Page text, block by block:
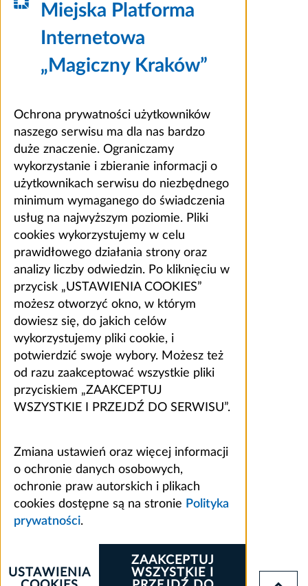
Miejska Platforma
Internetowa
„Magiczny Kraków”
Ochrona prywatności użytkowników
naszego serwisu ma dla nas bardzo
duże znaczenie. Ograniczamy
wykorzystanie i zbieranie informacji o
użytkownikach serwisu do niezbędnego
minimum wymaganego do świadczenia
usług na najwyższym poziomie. Pliki
cookies wykorzystujemy w celu
prawidłowego działania strony oraz
analizy liczby odwiedzin. Po kliknięciu w
przycisk „USTAWIENIA COOKIES”
możesz otworzyć okno, w którym
dowiesz się, do jakich celów
wykorzystujemy pliki cookie, i
potwierdzić swoje wybory. Możesz też
od razu zaakceptować wszystkie pliki
przyciskiem „ZAAKCEPTUJ
WSZYSTKIE I PRZEJDŹ DO SERWISU”.
Zmiana ustawień oraz więcej informacji
o ochronie danych osobowych,
ochronie praw autorskich i plikach
cookies dostępne są na stronie Polityka
prywatności.
ZAAKCEPTUJ
WSZYSTKIE I
USTAWIENIA